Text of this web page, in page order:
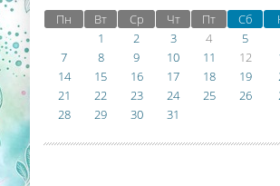
Пн Вт Ср Чт Пт Сб
1
2 3 4 5
7
8 9 10 11 12
14
15 16 17 18 19
21
22 23 24 25 26
28
29 30 31